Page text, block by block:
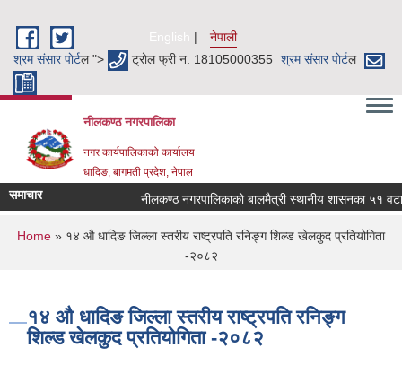
English
नेपाली
श्रम संसार पाेर्टल "> ट्रोल फ्री न. 18105000355 श्रम संसार पाेर्टल
नीलकण्ठ नगरपालिका
नगर कार्यपालिकाको कार्यालय
धादिङ, बागमती प्रदेश, नेपाल
समाचार नीलकण्ठ नगरपालिकाको बालमैत्री स्थानीय शासनका ५१ वटा
You are here
Home » १४ औ धादिङ जिल्ला स्तरीय राष्ट्रपति रनिङ्ग शिल्ड खेलकुद प्रतियोगिता
-२०८२
१४ औ धादिङ जिल्ला स्तरीय राष्ट्रपति रनिङ्ग
शिल्ड खेलकुद प्रतियोगिता -२०८२